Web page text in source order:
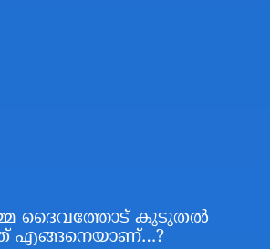
ദൈവത്തോട് കൂടുതല്‍
എങ്ങനെയാണ്…?